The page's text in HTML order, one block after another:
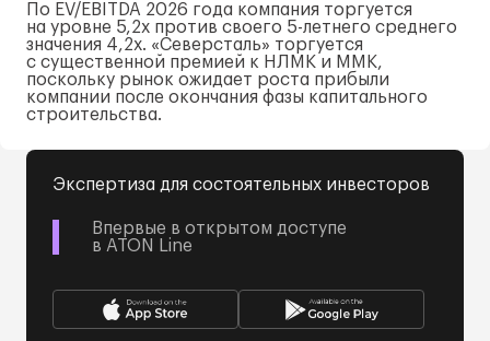
По EV/EBITDA 2026 года компания торгуется
на уровне 5,2х против своего 5-летнего среднего
значения 4,2x. «Северсталь» торгуется
с существенной премией к НЛМК и ММК,
поскольку рынок ожидает роста прибыли
компании после окончания фазы капитального
строительства.
Экспертиза для состоятельных инвесторов
Впервые в открытом доступе
в ATON Line